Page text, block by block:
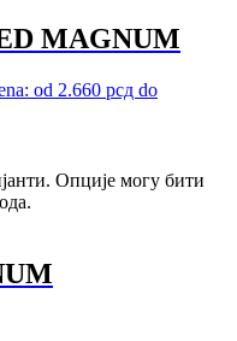
MAGNUM
od 2.660 рсд do
Опције могу бити